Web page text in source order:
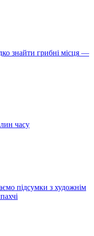
знайти грибні місця —
часу
підсумки з художнім